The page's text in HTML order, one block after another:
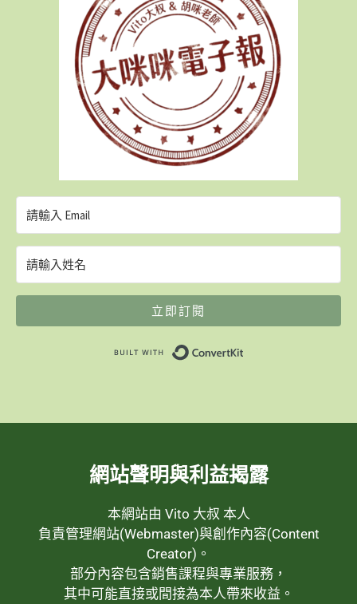
立即訂閱
網站聲明與利益揭露
本網站由 Vito 大叔 本人
負責管理網站(Webmaster)與創作內容(Content
Creator)。
部分內容包含銷售課程與專業服務，
其中可能直接或間接為本人帶來收益。